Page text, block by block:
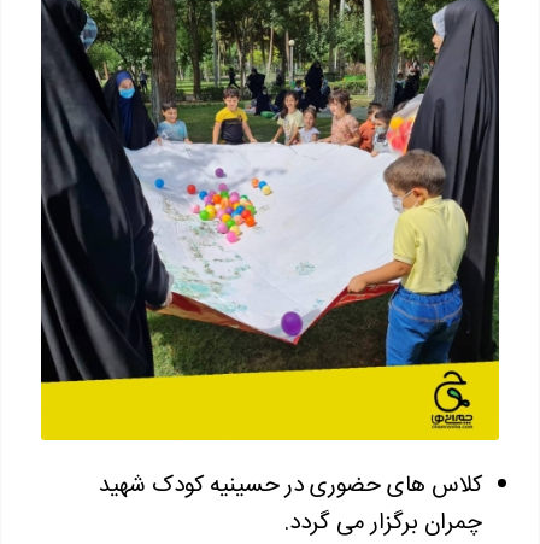
کلاس های حضوری در حسینیه کودک شهید
چمران برگزار می گردد.